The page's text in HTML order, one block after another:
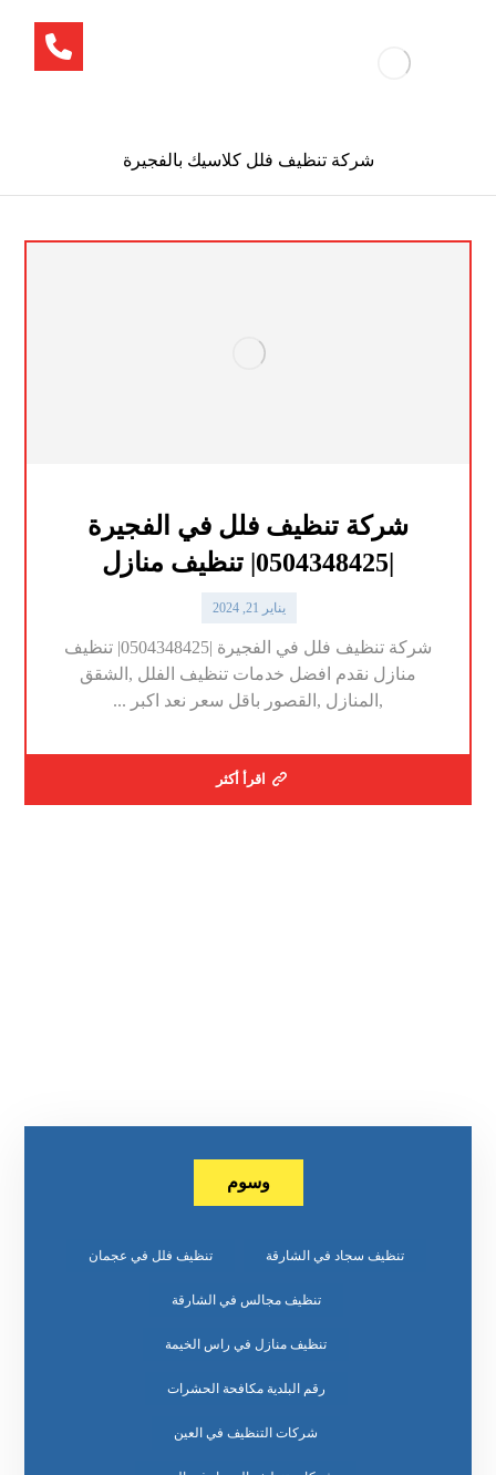
شركة تنظيف فلل كلاسيك بالفجيرة
شركة تنظيف فلل في الفجيرة
|0504348425| تنظيف منازل
يناير 21, 2024
شركة تنظيف فلل في الفجيرة |0504348425| تنظيف
منازل نقدم افضل خدمات تنظيف الفلل ,الشقق
,المنازل ,القصور باقل سعر نعد اكبر ...
اقرأ أكثر
وسوم
تنظيف سجاد في الشارقة تنظيف فلل في عجمان
تنظيف مجالس في الشارقة
تنظيف منازل في راس الخيمة
رقم البلدية مكافحة الحشرات
شركات التنظيف في العين